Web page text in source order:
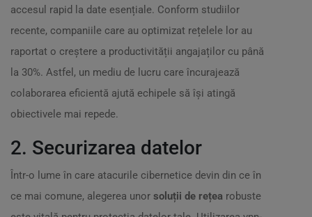
accesul rapid la date esențiale. Conform studiilor
recente, companiile care au optimizat rețelele lor au
raportat o creștere a productivității angajaților cu până
la 30%. Astfel, un mediu de lucru care încurajează
colaborarea eficientă ajută echipele să își atingă
obiectivele mai repede.
2. Securizarea datelor
Într-o lume în care atacurile cibernetice devin din ce în
ce mai comune, alegerea unor soluții de rețea robuste